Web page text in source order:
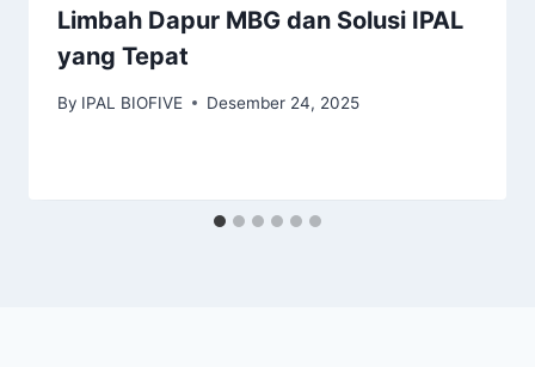
Limbah Dapur MBG dan Solusi IPAL
yang Tepat
By IPAL BIOFIVE Desember 24, 2025